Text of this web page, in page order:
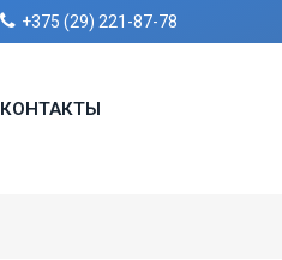
+375 (29) 221-87-78
КОНТАКТЫ